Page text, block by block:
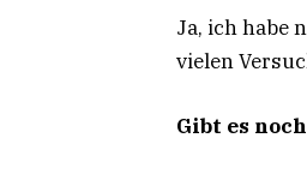
Ja, ich habe
vielen
Gibt es